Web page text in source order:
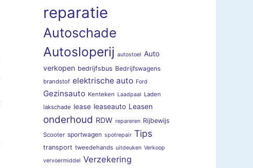
reparatie
Autoschade
Autosloperij autostoel Auto
verkopen bedrijfsbus Bedrijfswagens
brandstof elektrische auto Ford
Gezinsauto Kenteken Laadpaal Laden
lakschade lease leaseauto Leasen
onderhoud RDW repareren Rijbewijs
Scooter sportwagen spotrepair Tips
transport tweedehands uitdeuken Verkoop
vervoermiddel Verzekering